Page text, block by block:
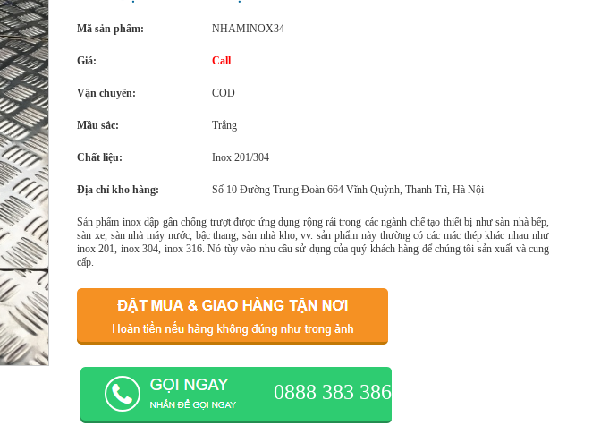
Mã sản phẩm: NHAMINOX34
Giá: Call
Vận chuyển: COD
Mầu sắc: Trắng
Chất liệu: Inox 201/304
Địa chỉ kho hàng: Số 10 Đường Trung Đoàn 664 Vĩnh Quỳnh, Thanh Trì, Hà Nội
Sản phẩm inox dập gân chống trượt được ứng dụng rộng rải trong các ngành chế tạo thiết bị như sàn nhà bếp,
sàn xe, sàn nhà máy nước, bậc thang, sàn nhà kho, vv. sản phẩm này thường có các mác thép khác nhau như
inox 201, inox 304, inox 316. Nó tùy vào nhu cầu sử dụng của quý khách hàng để chúng tôi sản xuất và cung
cấp.
0888 383 386